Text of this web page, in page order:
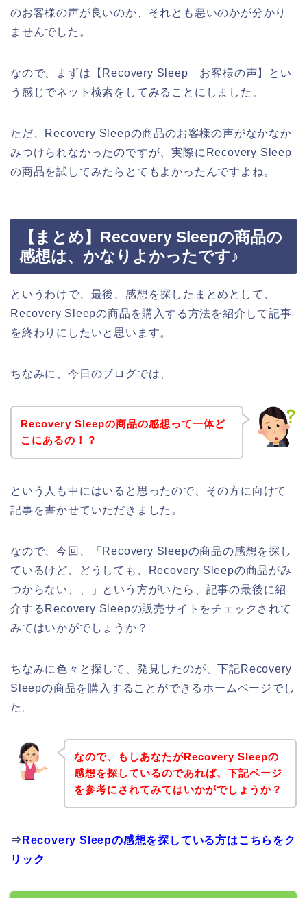
のお客様の声が良いのか、それとも悪いのかが分かり
ませんでした。
なので、まずは【Recovery Sleep お客様の声】とい
う感じでネット検索をしてみることにしました。
ただ、Recovery Sleepの商品のお客様の声がなかなか
みつけられなかったのですが、実際にRecovery Sleep
の商品を試してみたらとてもよかったんですよね。
【まとめ】Recovery Sleepの商品の
感想は、かなりよかったです♪
というわけで、最後、感想を探したまとめとして、
Recovery Sleepの商品を購入する方法を紹介して記事
を終わりにしたいと思います。
ちなみに、今日のブログでは、
Recovery Sleepの商品の感想って一体ど
こにあるの！？
という人も中にはいると思ったので、その方に向けて
記事を書かせていただきました。
なので、今回、「Recovery Sleepの商品の感想を探し
ているけど、どうしても、Recovery Sleepの商品がみ
つからない、、」という方がいたら、記事の最後に紹
介するRecovery Sleepの販売サイトをチェックされて
みてはいかがでしょうか？
ちなみに色々と探して、発見したのが、下記Recovery
Sleepの商品を購入することができるホームページでし
た。
なので、もしあなたがRecovery Sleepの
感想を探しているのであれば、下記ページ
を参考にされてみてはいかがでしょうか？
⇒ Recovery Sleepの感想を探している方はこちらをク
リック